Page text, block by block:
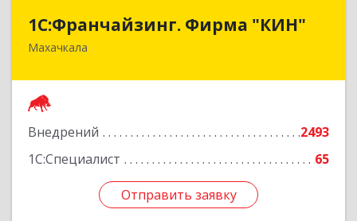
1С:Франчайзинг. Фирма "КИН"
Махачкала
Внедрений
2493
1С:Специалист
65
Отправить заявку
1С:Франчайзинг. Фирма "КИН"
367030, Дагестан Респ, Махачкала г, И.Казака
Отправить заявку